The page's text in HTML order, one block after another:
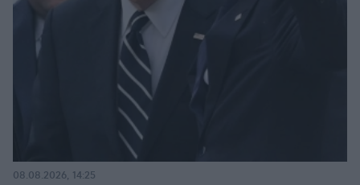
08.08.2026, 14:25